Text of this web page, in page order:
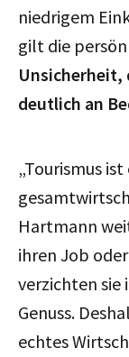
niedrigem
gilt die
Unsicherheit,
deutlich an
„Tourismus
Hartmann
ihren Job
verzichten sie
Genuss.
echtes